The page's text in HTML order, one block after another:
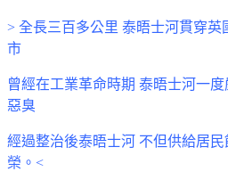
> 全長三百多公里 泰晤士河貫穿英
市
曾經在工業革命時期 泰晤士河一
惡臭
經過整治後泰晤士河 不但供給居民
榮。<